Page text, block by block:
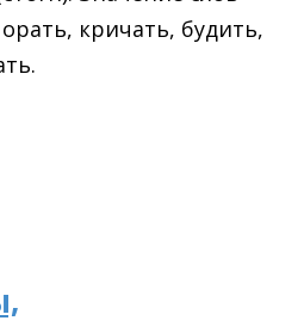
кричать, будить,